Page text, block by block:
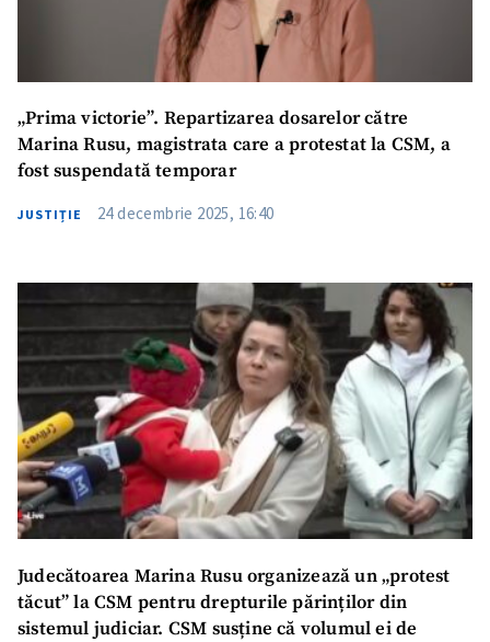
„Prima victorie”. Repartizarea dosarelor către
Marina Rusu, magistrata care a protestat la CSM, a
fost suspendată temporar
JUSTIȚIE 24 decembrie 2025, 16:40
Judecătoarea Marina Rusu organizează un „protest
tăcut” la CSM pentru drepturile părinților din
sistemul judiciar. CSM susține că volumul ei de